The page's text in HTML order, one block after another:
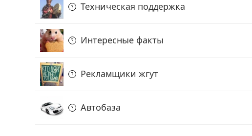
Техническая поддержка
Интересные факты
Рекламщики жгут
Автобаза